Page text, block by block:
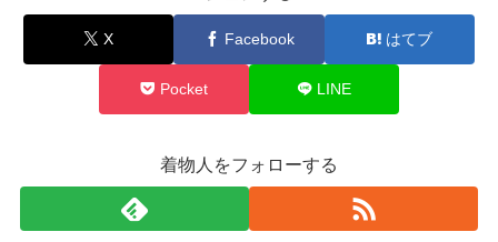
X Facebook はてブ
Pocket LINE
着物人をフォローする